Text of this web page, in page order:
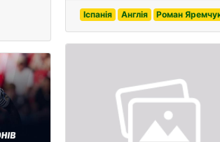
Іспанія Англія Роман